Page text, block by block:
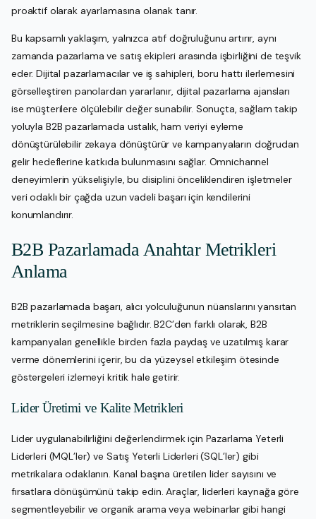
proaktif olarak ayarlamasına olanak tanır.
Bu kapsamlı yaklaşım, yalnızca atıf doğruluğunu artırır, aynı
zamanda pazarlama ve satış ekipleri arasında işbirliğini de teşvik
eder. Dijital pazarlamacılar ve iş sahipleri, boru hattı ilerlemesini
görselleştiren panolardan yararlanır, dijital pazarlama ajansları
ise müşterilere ölçülebilir değer sunabilir. Sonuçta, sağlam takip
yoluyla B2B pazarlamada ustalık, ham veriyi eyleme
dönüştürülebilir zekaya dönüştürür ve kampanyaların doğrudan
gelir hedeflerine katkıda bulunmasını sağlar. Omnichannel
deneyimlerin yükselişiyle, bu disiplini önceliklendiren işletmeler
veri odaklı bir çağda uzun vadeli başarı için kendilerini
konumlandırır.
B2B Pazarlamada Anahtar Metrikleri
Anlama
B2B pazarlamada başarı, alıcı yolculuğunun nüanslarını yansıtan
metriklerin seçilmesine bağlıdır. B2C’den farklı olarak, B2B
kampanyaları genellikle birden fazla paydaş ve uzatılmış karar
verme dönemlerini içerir, bu da yüzeysel etkileşim ötesinde
göstergeleri izlemeyi kritik hale getirir.
Lider Üretimi ve Kalite Metrikleri
Lider uygulanabilirliğini değerlendirmek için Pazarlama Yeterli
Liderleri (MQL’ler) ve Satış Yeterli Liderleri (SQL’ler) gibi
metrikalara odaklanın. Kanal başına üretilen lider sayısını ve
fırsatlara dönüşümünü takip edin. Araçlar, liderleri kaynağa göre
segmentleyebilir ve organik arama veya webinarlar gibi hangi